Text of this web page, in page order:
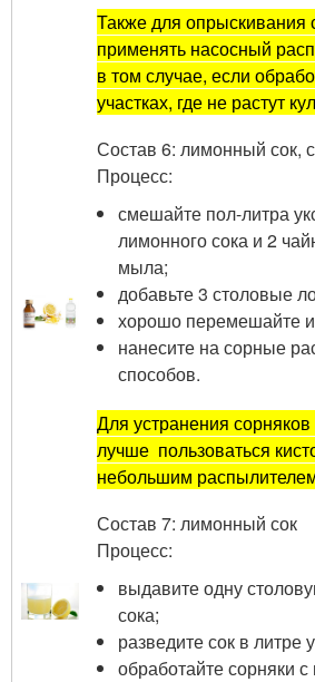
Также для опрыскивания
применять насосный
в том случае, если
участках, где не растут
Состав 6: лимонный сок,
Процесс:
смешайте пол-литра
лимонного сока и 2
мыла;
добавьте 3 столовые
хорошо перемешайте
нанесите на сорные
способов.
Для устранения
лучше пользоваться
небольшим
Состав 7: лимонный сок
Процесс:
выдавите одну
сока;
разведите сок в литре
обработайте сорняки